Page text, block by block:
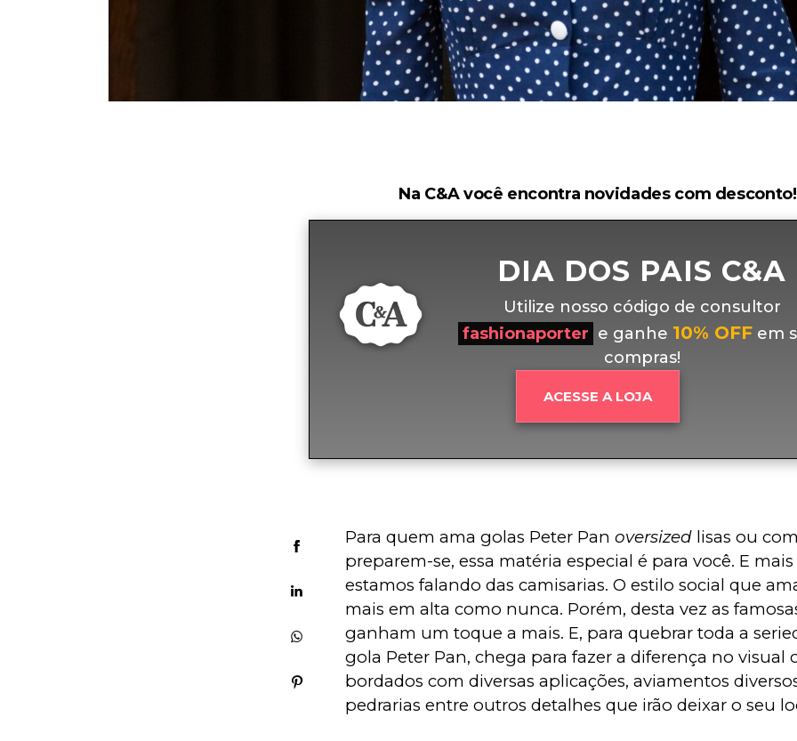
Na C&A você encontra novidades com desconto!
DIA DOS PAIS C&A
Utilize nosso código de consultor
fashionaporter e ganhe 10% OFFem
compras!
ACESSE A LOJA
Para quem ama golas Peter Pan oversized lisas ou
preparem-se, essa matéria especial é para você. E
estamos falando das camisarias. O estilo social que
mais em alta como nunca. Porém, desta vez as
ganham um toque a mais. E, para quebrar toda a
gola Peter Pan, chega para fazer a diferença no visual
bordados com diversas aplicações, aviamentos
pedrarias entre outros detalhes que irão deixar o seu